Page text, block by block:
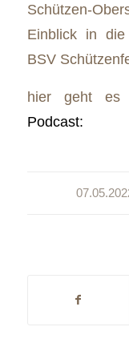
Schützen-
Einblick in die
BSV
hier geht
Podcast:
/